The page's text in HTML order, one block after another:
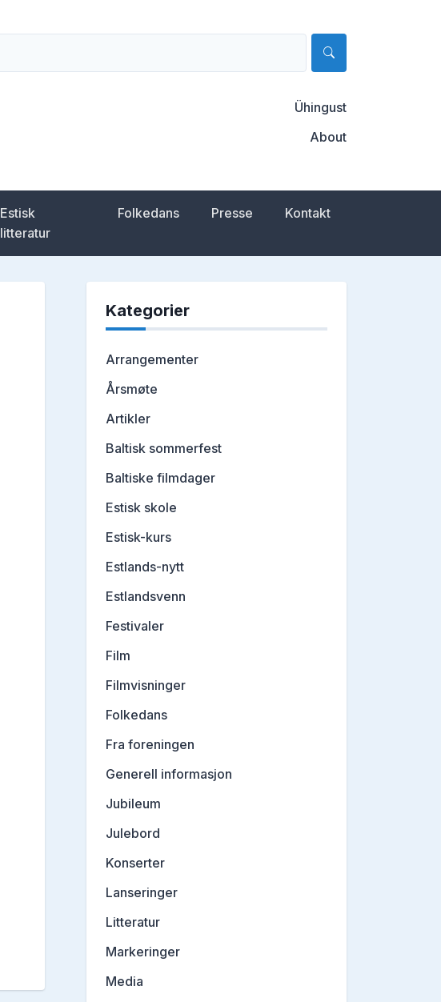
Ühingust
About
Estisk
litteratur
Folkedans Presse Kontakt
Kategorier
Arrangementer
Årsmøte
Artikler
Baltisk sommerfest
Baltiske filmdager
Estisk skole
Estisk-kurs
Estlands-nytt
Estlandsvenn
Festivaler
Film
Filmvisninger
Folkedans
Fra foreningen
Generell informasjon
Jubileum
Julebord
Konserter
Lanseringer
Litteratur
Markeringer
Media